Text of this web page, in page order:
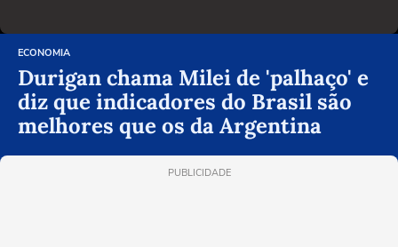
ECONOMIA
Durigan chama Milei de 'palhaço' e
diz que indicadores do Brasil são
melhores que os da Argentina
PUBLICIDADE